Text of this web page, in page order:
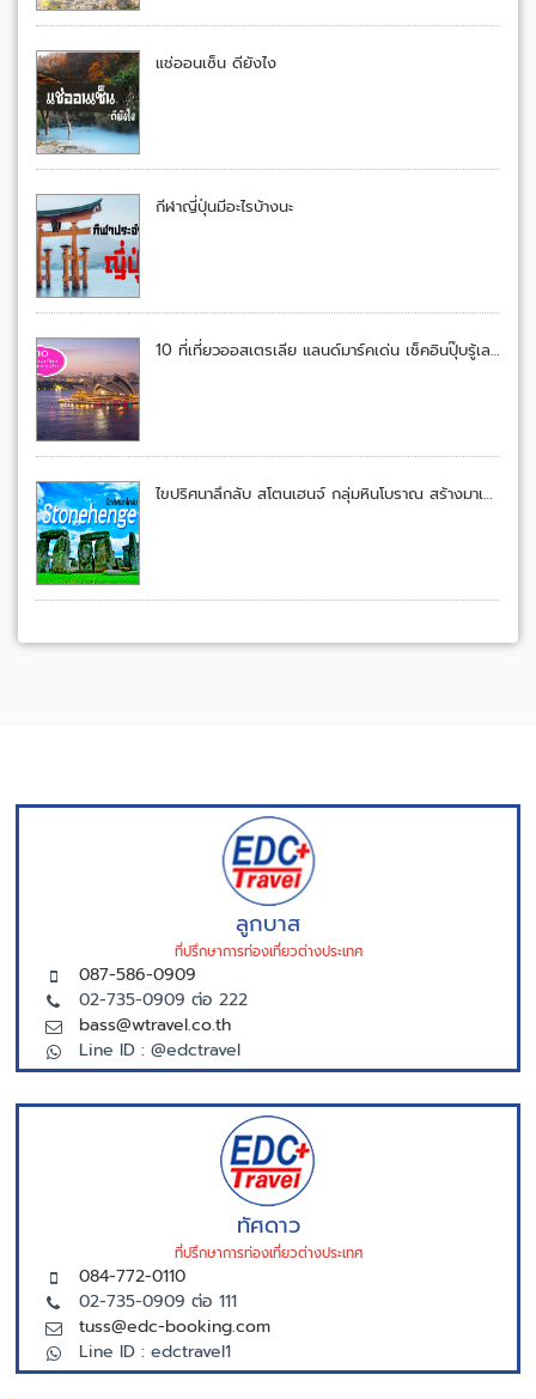
แช่ออนเซ็น ดียังไง
กีฬาญี่ปุ่นมีอะไรบ้างนะ
10 ที่เที่ยวออสเตรเลีย แลนด์มาร์คเด่น เช็คอินปุ๊บรู้เลยอยู่เมืองจิงโจ้
ไขปริศนาลึกลับ สโตนเฮนจ์ กลุ่มหินโบราณ สร้างมาเพื่ออะไร?
ลูกบาส
ที่ปรึกษาการท่องเที่ยวต่างประเทศ
087-586-0909
02-735-0909 ต่อ 222
bass@wtravel.co.th
Line ID : @edctravel
ทัศดาว
ที่ปรึกษาการท่องเที่ยวต่างประเทศ
084-772-0110
02-735-0909 ต่อ 111
tuss@edc-booking.com
Line ID : edctravel1